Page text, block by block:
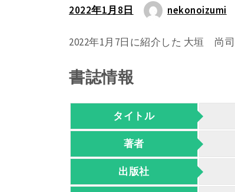
2022年1月8日 nekonoizumi
2022年1月7日に紹介した 大垣 尚
書誌情報
タイトル
著者
出版社